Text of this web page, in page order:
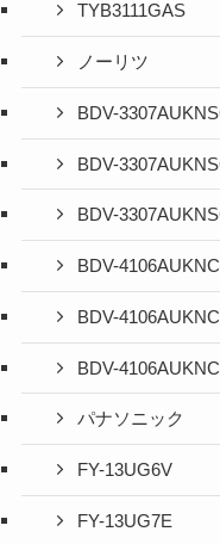
TYB3111GAS
ノーリツ
BDV-
BDV-
BDV-
BDV-
BDV-
BDV-
パナソニック
FY-13UG6V
FY-13UG7E